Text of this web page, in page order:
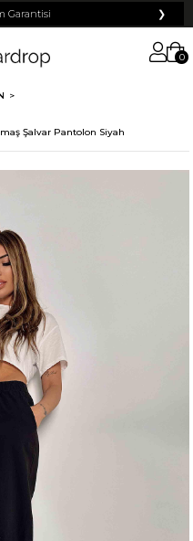
Garantisi ❯
0
Şalvar Pantolon Siyah